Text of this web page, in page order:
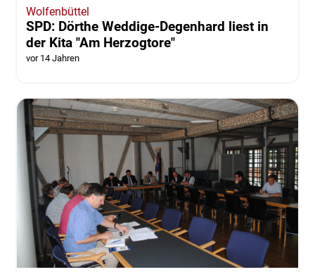
Wolfenbüttel
SPD: Dörthe Weddige-Degenhard liest in
der Kita "Am Herzogtore"
vor 14 Jahren